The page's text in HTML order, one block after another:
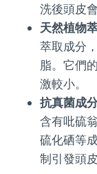
洗後頭皮
天然植物
萃取成分
脂。它們
激較小。
抗真菌成
含有吡硫
硫化硒等
制引發頭